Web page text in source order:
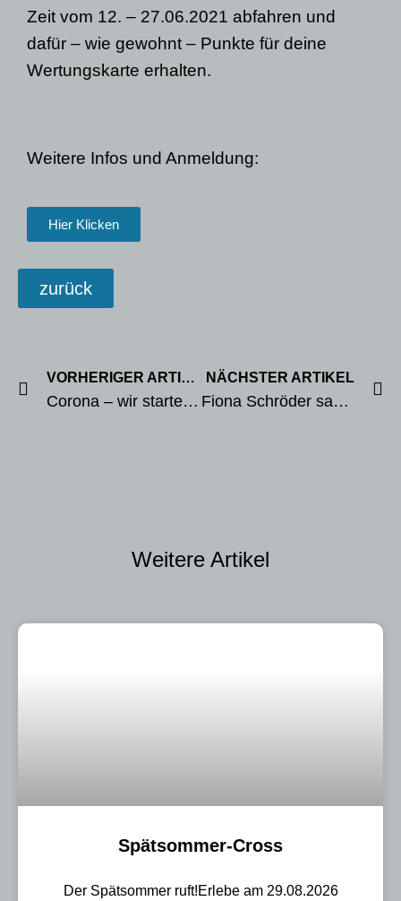
Zeit vom 12. – 27.06.2021 abfahren und
dafür – wie gewohnt – Punkte für deine
Wertungskarte erhalten.
Weitere Infos und Anmeldung:
Hier Klicken
zurück
VORHERIGER ARTIKEL
Corona – wir starten mit eingeschränktem Trainingsbetrieb
NÄCHSTER ARTIKEL
Fiona Schröder sammelt wertvolle DM-erfahrungen
Weitere Artikel
Spätsommer-Cross
Der Spätsommer ruft!Erlebe am 29.08.2026